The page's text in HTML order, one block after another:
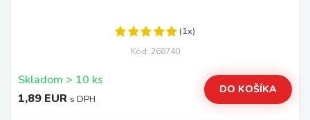
(1x)
Kód: 268740
Skladom > 10 ks
1,89 EUR s DPH
DO KOŠÍKA